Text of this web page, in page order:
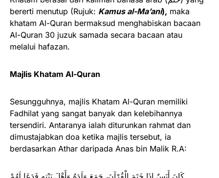
bererti menutup (Rujuk: Kamus al-Ma’ani), maka
khatam Al-Quran bermaksud menghabiskan bacaan
Al-Quran 30 juzuk samada secara bacaan atau
melalui hafazan.
Majlis Khatam Al-Quran
Sesungguhnya, majlis Khatam Al-Quran memiliki
Fadhilat yang sangat banyak dan kelebihannya
tersendiri. Antaranya ialah diturunkan rahmat dan
dimustajabkan doa ketika majlis tersebut, ia
berdasarkan Athar daripada Anas bin Malik R.A:
كَانَ أَنَسٌ إِذَا خَتَمَ الْقُرْآنَ، جَمَعَ وَلَدَهُ وَأَهْلَ بَيْتِهِ فَدَعَا لَهُمْ